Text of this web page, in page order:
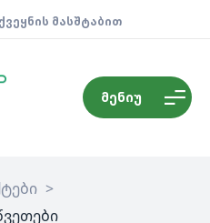
მასშტაბით
მენიუ
>